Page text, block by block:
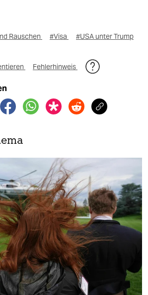
Rauschen #Visa #USA unter Trump
Fehlerhinweis